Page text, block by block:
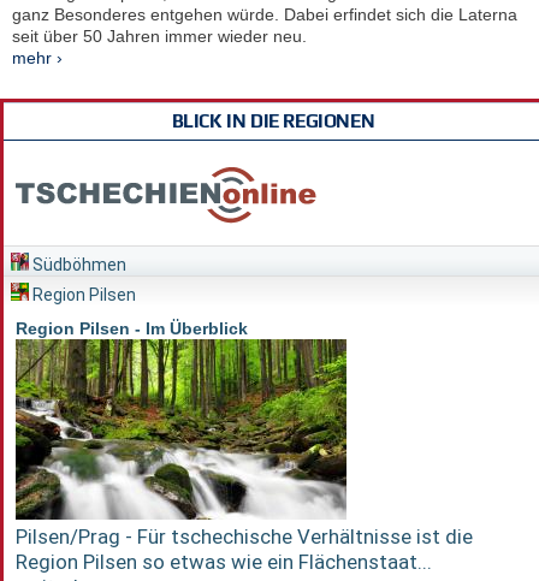
ganz Besonderes entgehen würde. Dabei erfindet sich die Laterna
seit über 50 Jahren immer wieder neu.
mehr ›
BLICK IN DIE REGIONEN
Südböhmen
Region Pilsen
Region Pilsen - Im Überblick
Pilsen/Prag - Für tschechische Verhältnisse ist die
Region Pilsen so etwas wie ein Flächenstaat...